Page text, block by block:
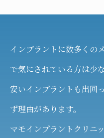
インプラントに数多くの
で気にされている方は少
安いインプラントも出回
ず理由があります。
マモインプラントクリニ